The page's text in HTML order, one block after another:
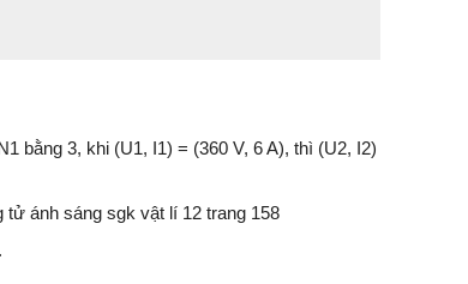
bằng 3, khi (U1, I1) = (360 V, 6 A), thì (U2, I­2)
ánh sáng sgk vật lí 12 trang 158